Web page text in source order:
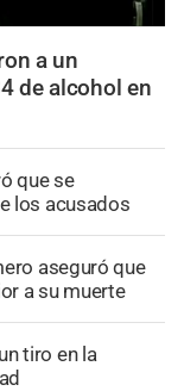
a un
de alcohol en
que se
los acusados
aseguró que
a su muerte
tiro en la